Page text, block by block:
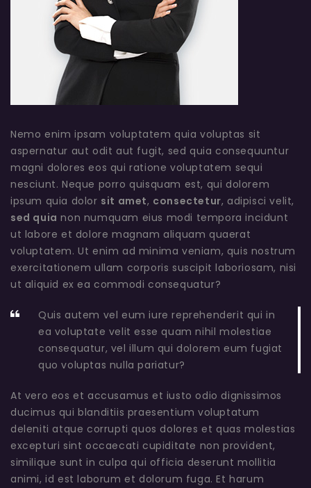
Nemo enim ipsam voluptatem quia voluptas sit
aspernatur aut odit aut fugit, sed quia consequuntur
magni dolores eos qui ratione voluptatem sequi
nesciunt. Neque porro quisquam est, qui dolorem
ipsum quia dolor sit amet, consectetur, adipisci velit,
sed quia non numquam eius modi tempora incidunt
ut labore et dolore magnam aliquam quaerat
voluptatem. Ut enim ad minima veniam, quis nostrum
exercitationem ullam corporis suscipit laboriosam, nisi
ut aliquid ex ea commodi consequatur?
Quis autem vel eum iure reprehenderit qui in
ea voluptate velit esse quam nihil molestiae
consequatur, vel illum qui dolorem eum fugiat
quo voluptas nulla pariatur?
At vero eos et accusamus et iusto odio dignissimos
ducimus qui blanditiis praesentium voluptatum
deleniti atque corrupti quos dolores et quas molestias
excepturi sint occaecati cupiditate non provident,
similique sunt in culpa qui officia deserunt mollitia
animi, id est laborum et dolorum fuga. Et harum